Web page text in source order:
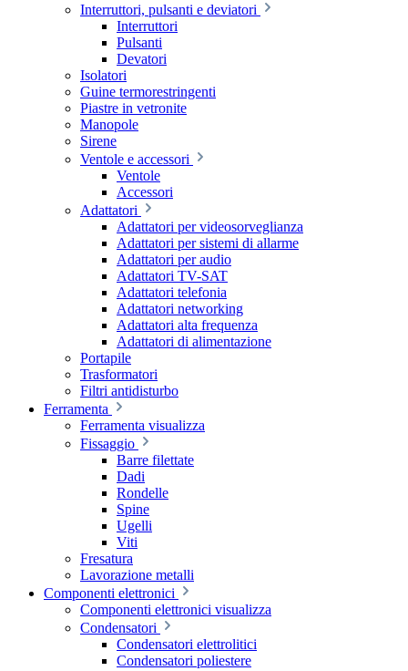
Interruttori, pulsanti e deviatori
Interruttori
Pulsanti
Devatori
Isolatori
Guine termorestringenti
Piastre in vetronite
Manopole
Sirene
Ventole e accessori
Ventole
Accessori
Adattatori
Adattatori per videosorveglianza
Adattatori per sistemi di allarme
Adattatori per audio
Adattatori TV-SAT
Adattatori telefonia
Adattatori networking
Adattatori alta frequenza
Adattatori di alimentazione
Portapile
Trasformatori
Filtri antidisturbo
Ferramenta
Ferramenta visualizza
Fissaggio
Barre filettate
Dadi
Rondelle
Spine
Ugelli
Viti
Fresatura
Lavorazione metalli
Componenti elettronici
Componenti elettronici visualizza
Condensatori
Condensatori elettrolitici
Condensatori poliestere